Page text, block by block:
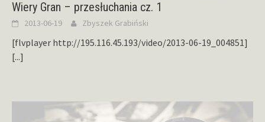
Wiery Gran – przesłuchania cz. 1
2013-06-19 Zbyszek Grabiński
[flvplayer http://195.116.45.193/video/2013-06-19_004851]
[...]